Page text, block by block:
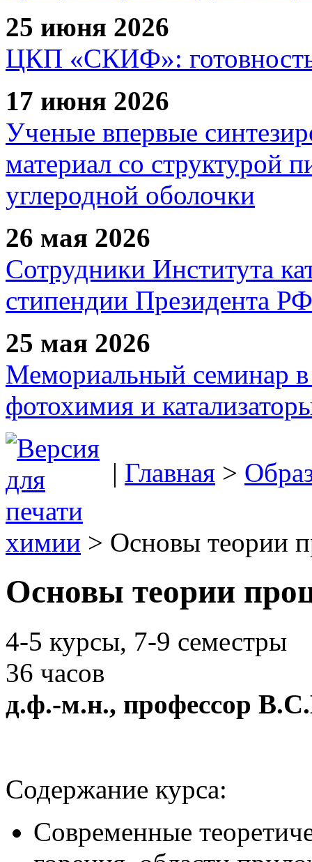
25 июня 2026
ЦКП «СКИФ»: готовность
17 июня 2026
Ученые впервые
материал со структурой
углеродной оболочки
26 мая 2026
Сотрудники Института
стипендии Президента РФ
25 мая 2026
Мемориальный семинар в
фотохимия и
| Главная >
химии > Основы теории
Основы теории
4-5 курсы, 7-9 семестры
36 часов
д.ф.-м.н., профессор
Содержание курса:
Современные